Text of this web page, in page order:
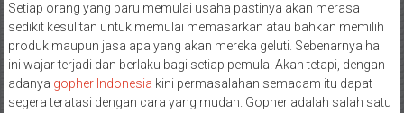
Setiap orang yang baru memulai usaha pastinya akan merasa
sedikit kesulitan untuk memulai memasarkan atau bahkan memilih
produk maupun jasa apa yang akan mereka geluti. Sebenarnya hal
ini wajar terjadi dan berlaku bagi setiap pemula. Akan tetapi, dengan
adanya gopher Indonesia kini permasalahan semacam itu dapat
segera teratasi dengan cara yang mudah. Gopher adalah salah satu